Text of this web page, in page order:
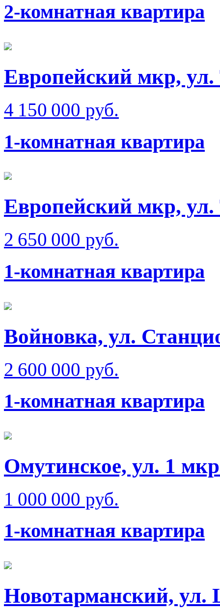
2-комнатная квартира
Европейский мкр, ул.
4 150 000 руб.
1-комнатная квартира
Европейский мкр, ул.
2 650 000 руб.
1-комнатная квартира
Войновка, ул.
2 600 000 руб.
1-комнатная квартира
Омутинское, ул. 1
1 000 000 руб.
1-комнатная квартира
Новотарманский, ул.